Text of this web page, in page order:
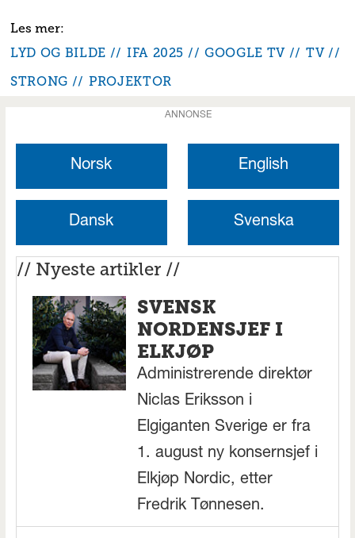
LYD OG BILDE IFA 2025 GOOGLE TV
TV
STRONG
PROJEKTOR
ANNONSE
Norsk English
Dansk Svenska
// Nyeste artikler //
SVENSK
NORDENSJEF I
ELKJØP
Administrerende direktør
Niclas Eriksson i
Elgiganten Sverige er fra
1. august ny konsernsjef i
Elkjøp Nordic, etter
Fredrik Tønnesen.